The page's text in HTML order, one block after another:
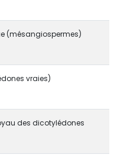
(mésangiospermes)
vraies)
des dicotylédones